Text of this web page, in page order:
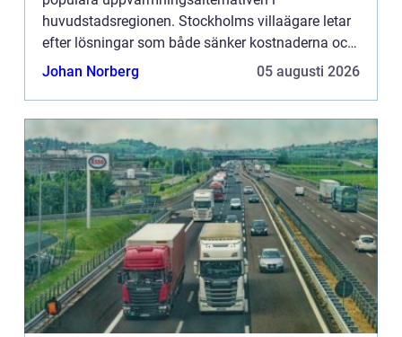
huvudstadsregionen. Stockholms villaägare letar
efter lösningar som både sänker kostnaderna och
minskar klimatpåverkan...
Johan Norberg 05 augusti 2026